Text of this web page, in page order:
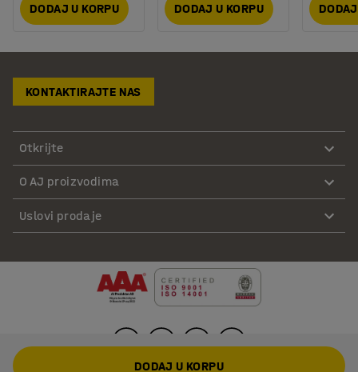
DODAJ U KORPU DODAJ U KORPU
KONTAKTIRAJTE NAS
Otkrijte
O AJ proizvodima
Uslovi prodaje
DODAJ U KORPU